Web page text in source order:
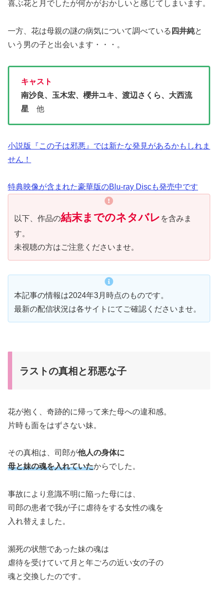
喜ぶ花と月でしたが何かがおかしいと感じてしまいます。
一方、花は母親の謎の病気について調べている 四井純と
いう男の子と出会います・・・。
キャスト
南沙良、玉木宏、櫻井ユキ、渡辺さくら、大西流
星 他
小説版『この子は邪悪』では新たな発見があるかもしれま
せん！
特典映像が含まれた豪華版のBlu-ray Discも発売中です
以下、作品の結末までのネタバレ を含みま
す。
未視聴の方はご注意くださいませ。
本記事の情報は2024年3月時点のものです。
最新の配信状況は各サイトにてご確認くださいませ。
ラストの真相と邪悪な子
花が抱く、奇跡的に帰って来た母への違和感。
片時も面をはずさない妹。
その真相は、司郎が他人の身体に
母と妹の魂を入れていたからでした。
事故により意識不明に陥った母には、
司郎の患者で我が子に虐待をする女性の魂を
入れ替えました。
瀕死の状態であった妹の魂は
虐待を受けていて月と年ごろの近い女の子の
魂と交換したのです。